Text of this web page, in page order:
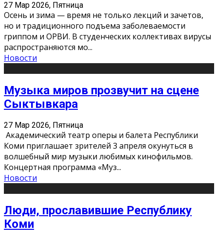
27 Мар 2026, Пятница
Осень и зима — время не только лекций и зачетов,
но и традиционного подъема заболеваемости
гриппом и ОРВИ. В студенческих коллективах вирусы
распространяются мо...
Новости
Музыка миров прозвучит на сцене
Сыктывкара
27 Мар 2026, Пятница
Академический театр оперы и балета Республики
Коми приглашает зрителей 3 апреля окунуться в
волшебный мир музыки любимых кинофильмов.
Концертная программа «Муз...
Новости
Люди, прославившие Республику
Коми